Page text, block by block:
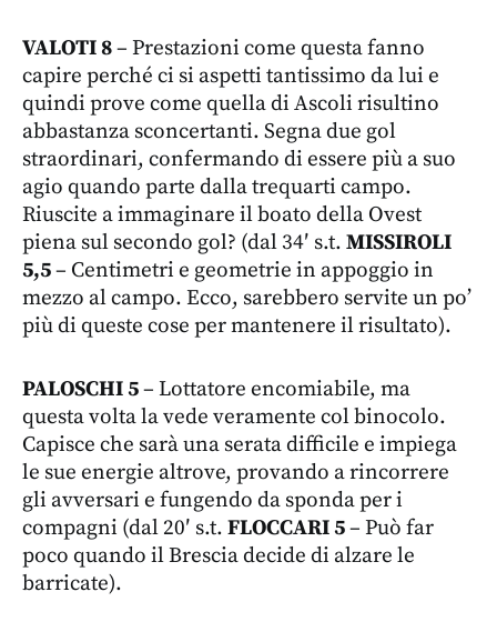
VALOTI 8– Prestazioni come questa fanno
capire perché ci si aspetti tantissimo da lui e
quindi prove come quella di Ascoli risultino
abbastanza sconcertanti. Segna due gol
straordinari, confermando di essere più a suo
agio quando parte dalla trequarti campo.
Riuscite a immaginare il boato della Ovest
piena sul secondo gol? (dal 34′ s.t. MISSIROLI
5,5– Centimetri e geometrie in appoggio in
mezzo al campo. Ecco, sarebbero servite un po’
più di queste cose per mantenere il risultato).
PALOSCHI 5– Lottatore encomiabile, ma
questa volta la vede veramente col binocolo.
Capisce che sarà una serata difficile e impiega
le sue energie altrove, provando a rincorrere
gli avversari e fungendo da sponda per i
compagni (dal 20′ s.t. FLOCCARI 5– Può far
poco quando il Brescia decide di alzare le
barricate).